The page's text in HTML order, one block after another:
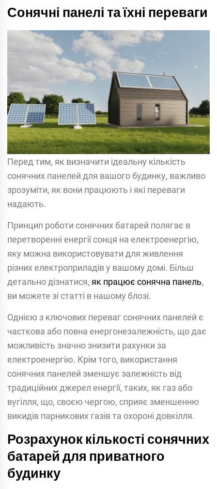
Сонячні панелі та їхні переваги
Перед тим, як визначити ідеальну кількість
сонячних панелей для вашого будинку, важливо
зрозуміти, як вони працюють і які переваги
надають.
Принцип роботи сонячних батарей полягає в
перетворенні енергії сонця на електроенергію,
яку можна використовувати для живлення
різних електроприладів у вашому домі. Більш
детально дізнатися, як працює сонячна панель,
ви можете зі статті в нашому блозі.
Однією з ключових переваг сонячних панелей є
часткова або повна енергонезалежність, що дає
можливість значно знизити рахунки за
електроенергію. Крім того, використання
сонячних панелей зменшує залежність від
традиційних джерел енергії, таких, як газ або
вугілля, що, своєю чергою, сприяє зменшенню
викидів парникових газів та охороні довкілля.
Розрахунок кількості сонячних
батарей для приватного
будинку